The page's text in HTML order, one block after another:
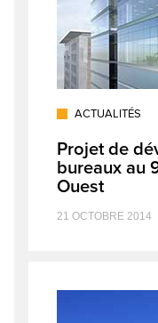
ACTUALITÉS
Projet de
bureaux au
Ouest
21 OCTOBRE 2014